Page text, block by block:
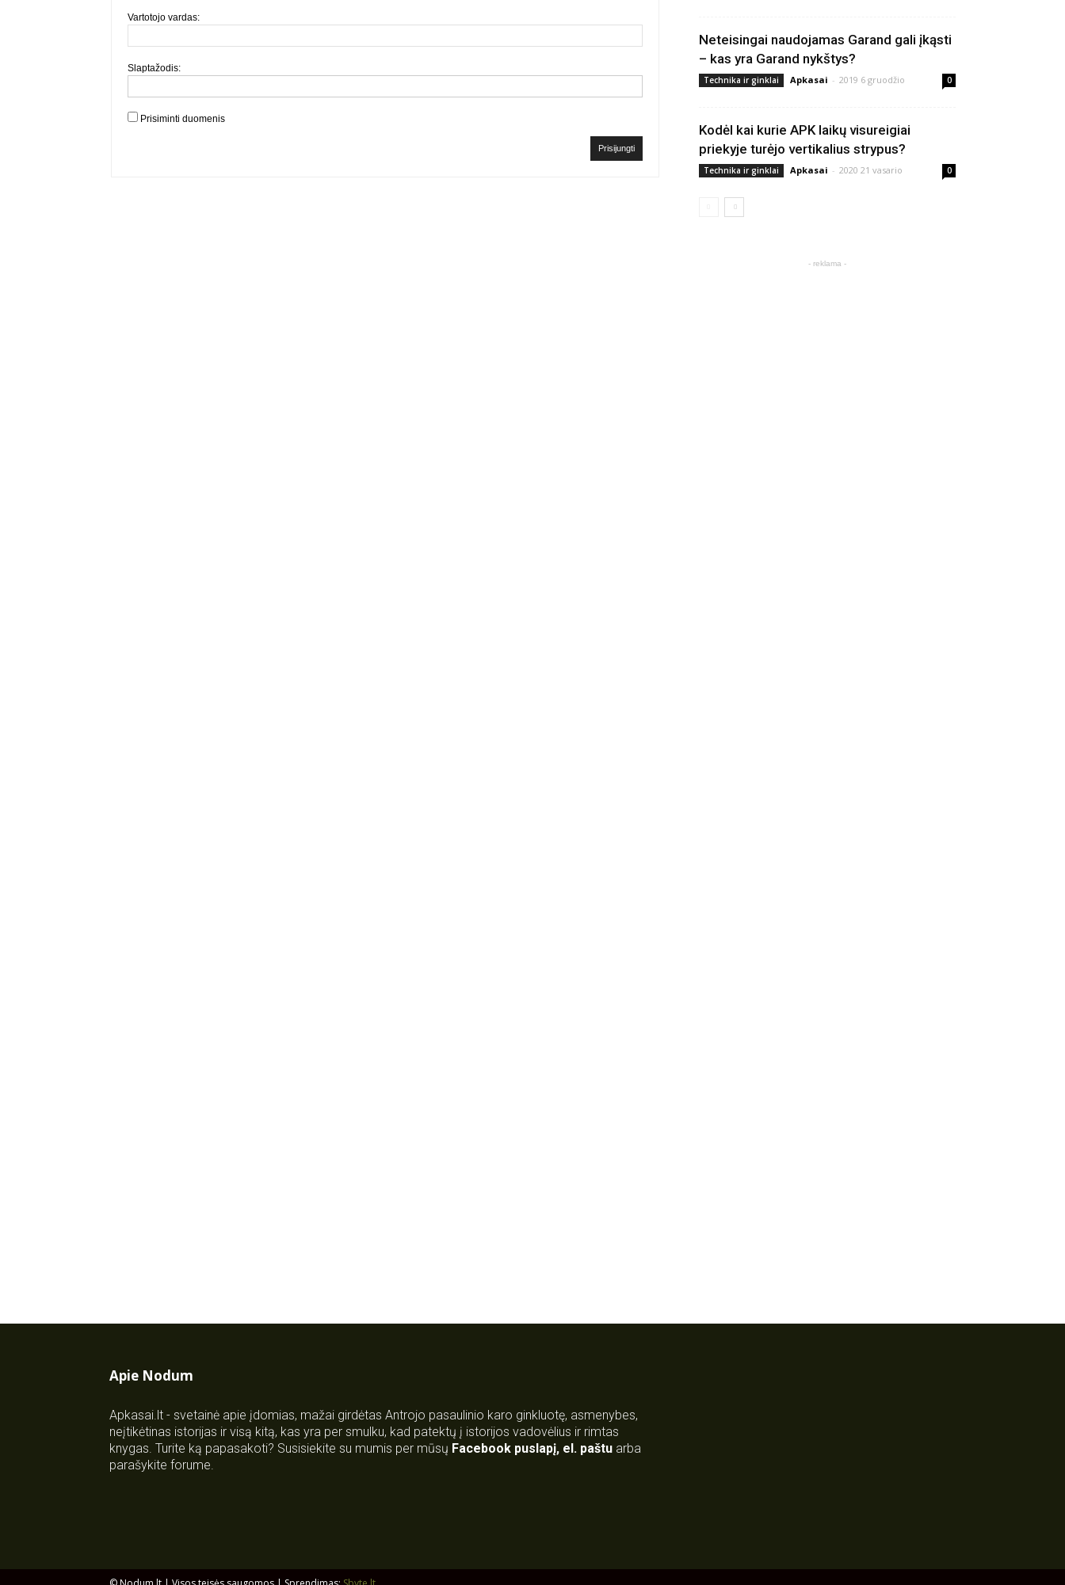
Vartotojo vardas:
Slaptažodis:
Prisiminti duomenis
Prisijungti
Neteisingai naudojamas Garand gali įkąsti
– kas yra Garand nykštys?
Technika ir ginklai Apkasai - 2019 6 gruodžio 0
Kodėl kai kurie APK laikų visureigiai
priekyje turėjo vertikalius strypus?
Technika ir ginklai Apkasai - 2020 21 vasario 0
- reklama -
Apie Nodum
Apkasai.lt - svetainė apie įdomias, mažai girdėtas Antrojo pasaulinio karo ginkluotę, asmenybes,
neįtikėtinas istorijas ir visą kitą, kas yra per smulku, kad patektų į istorijos vadovėlius ir rimtas
knygas. Turite ką papasakoti? Susisiekite su mumis per mūsų Facebook puslapį, el. paštu arba
parašykite forume.